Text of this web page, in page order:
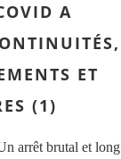
A
ET
(1)
arrêt brutal et long